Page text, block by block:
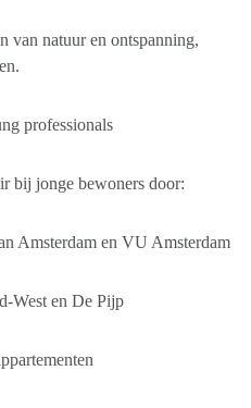
van natuur en ontspanning,
professionals
bij jonge bewoners door:
Amsterdam en VU Amsterdam
West en De Pijp